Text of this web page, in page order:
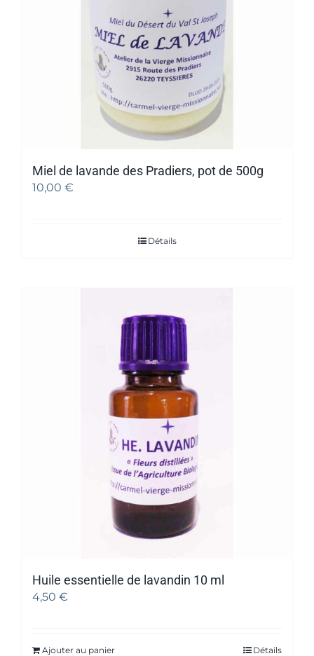
Miel de lavande des Pradiers, pot de 500g
10,00 €
Détails
Huile essentielle de lavandin 10 ml
4,50 €
Ajouter au panier Détails